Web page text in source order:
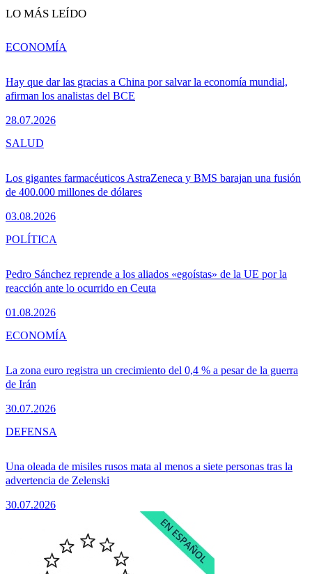
LO MÁS LEÍDO
Hay que dar las gracias a China por salvar la economía mundial,
afirman los analistas del BCE
28.07.2026
ECONOMÍA
Los gigantes farmacéuticos AstraZeneca y BMS barajan una fusión
de 400.000 millones de dólares
03.08.2026
SALUD
Pedro Sánchez reprende a los aliados «egoístas» de la UE por la
reacción ante lo ocurrido en Ceuta
01.08.2026
POLÍTICA
La zona euro registra un crecimiento del 0,4 % a pesar de la guerra
de Irán
30.07.2026
ECONOMÍA
Una oleada de misiles rusos mata al menos a siete personas tras la
advertencia de Zelenski
30.07.2026
DEFENSA